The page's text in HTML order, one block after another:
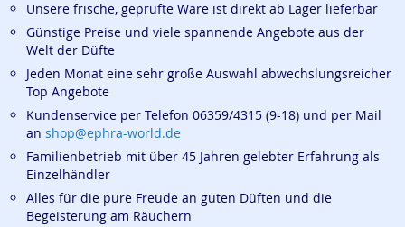
Unsere frische, geprüfte Ware ist direkt ab Lager lieferbar
Günstige Preise und viele spannende Angebote aus der
Welt der Düfte
Jeden Monat eine sehr große Auswahl abwechslungsreicher
Top Angebote
Kundenservice per Telefon 06359/4315 (9-18) und per Mail
an shop@ephra-world.de
Familienbetrieb mit über 45 Jahren gelebter Erfahrung als
Einzelhändler
Alles für die pure Freude an guten Düften und die
Begeisterung am Räuchern